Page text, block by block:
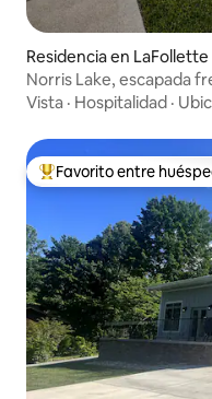
Residencia en LaFollette
Norris Lake, escapada
Vista · Hospitalidad ·
De los mejores en
Favorito entre